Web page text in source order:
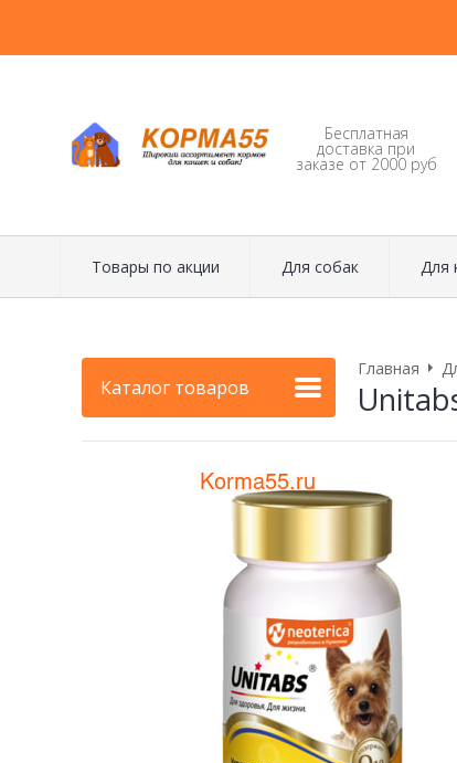
Бесплатная
доставка при
заказе от 2000 руб
Товары по акции Для собак Для
Каталог товаров
Главная